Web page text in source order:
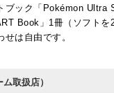
ブック「Pokémon Ultra
Book」1冊（ソフトを
は自由です。
取扱店）